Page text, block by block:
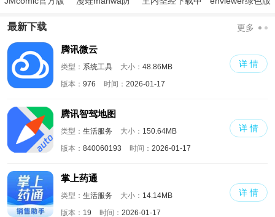
最新下载 更多
腾讯微云
类型： 系统工具 大小： 48.86MB
版本： 976 时间： 2026-01-17
详 情
腾讯智驾地图
类型： 生活服务 大小： 150.64MB
版本： 840060193 时间： 2026-01-17
详 情
掌上药通
类型： 生活服务 大小： 14.14MB
版本： 19 时间： 2026-01-17
详 情